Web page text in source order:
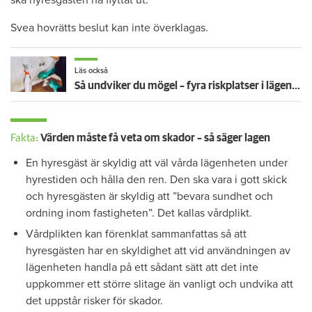
Svea hovrätts beslut kan inte överklagas.
Läs också
Så undviker du mögel – fyra riskplatser i lägenheten: ”Måste städa bort”
Fakta: Värden måste få veta om skador – så säger lagen
En hyresgäst är skyldig att väl vårda lägenheten under
hyrestiden och hålla den ren. Den ska vara i gott skick
och hyresgästen är skyldig att ”bevara sundhet och
ordning inom fastigheten”. Det kallas vårdplikt.
Vårdplikten kan förenklat sammanfattas så att
hyresgästen har en skyldighet att vid användningen av
lägenheten handla på ett sådant sätt att det inte
uppkommer ett större slitage än vanligt och undvika att
det uppstår risker för skador.